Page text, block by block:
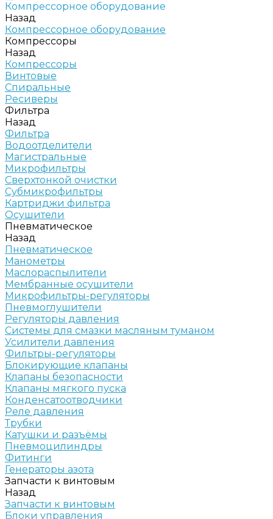
Компрессорное оборудование
Назад
Компрессорное оборудование
Компрессоры
Назад
Компрессоры
Винтовые
Спиральные
Ресиверы
Фильтра
Назад
Фильтра
Водоотделители
Магистральные
Микрофильтры
Сверхтонкой очистки
Субмикрофильтры
Картриджи фильтра
Осушители
Пневматическое
Назад
Пневматическое
Манометры
Маслораспылители
Мембранные осушители
Микрофильтры-регуляторы
Пневмоглушители
Регуляторы давления
Системы для смазки масляным туманом
Усилители давления
Фильтры-регуляторы
Блокирующие клапаны
Клапаны безопасности
Клапаны мягкого пуска
Конденсатоотводчики
Реле давления
Трубки
Катушки и разъёмы
Пневмоцилиндры
Фитинги
Генераторы азота
Запчасти к винтовым
Назад
Запчасти к винтовым
Блоки управления